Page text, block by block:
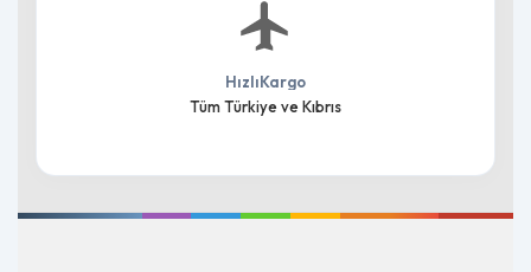
HızlıKargo
Tüm Türkiye ve Kıbrıs